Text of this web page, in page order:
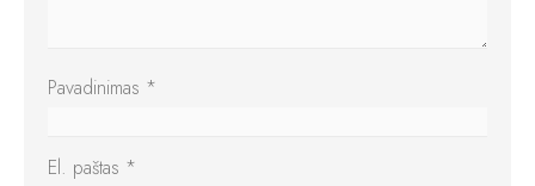
Pavadinimas *
El. paštas *